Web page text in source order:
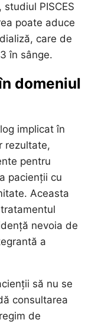
PISCES
poate aduce
care de
în sânge.
domeniul
implicat în
rezultate,
pentru
pacienții cu
Aceasta
nevoia de
a
să nu se
consultarea
de